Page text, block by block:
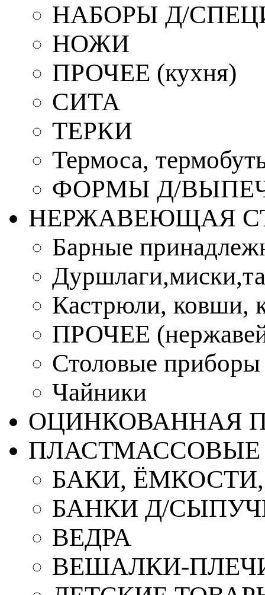
НАБОРЫ Д/
НОЖИ
ПРОЧЕЕ (кухня)
СИТА
ТЕРКИ
Термоса,
ФОРМЫ Д/
НЕРЖАВЕЮЩАЯ
Барные
Кастрюли, ковши,
ПРОЧЕЕ
Столовые приборы
Чайники
ОЦИНКОВАННАЯ
ПЛАСТМАССОВЫЕ
БАКИ,
БАНКИ Д/
ВЕДРА
ВЕШАЛКИ-